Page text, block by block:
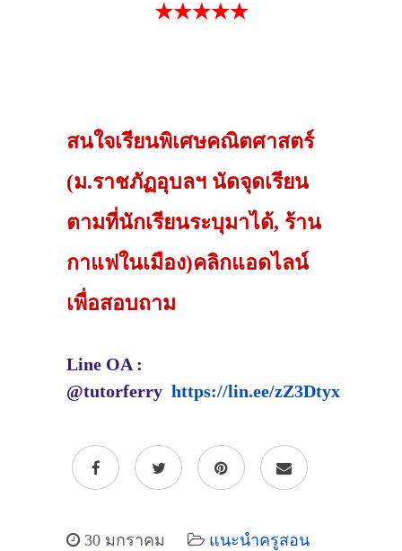
★★★★★
สนใจเรียนพิเศษคณิตศาสตร์
(ม.ราชภัฏอุบลฯ นัดจุดเรียน
ตามที่นักเรียนระบุมาได้, ร้าน
กาแฟในเมือง)คลิกแอดไลน์
เพื่อสอบถาม
Line OA :
@tutorferry https://lin.ee/zZ3Dtyx
30 มกราคม
แนะนำครูสอน